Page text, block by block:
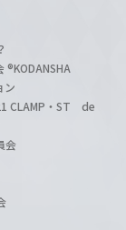
ン
CLAMP・ST de
会